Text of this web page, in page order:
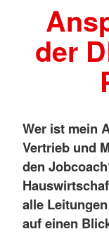
der
Wer ist mein
Vertrieb und
den
alle
auf einen